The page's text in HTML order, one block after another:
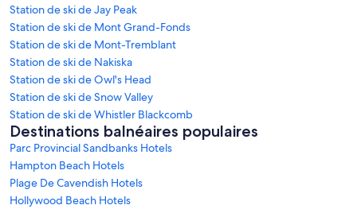
Station de ski de Jay Peak
Station de ski de Mont Grand-Fonds
Station de ski de Mont-Tremblant
Station de ski de Nakiska
Station de ski de Owl's Head
Station de ski de Snow Valley
Station de ski de Whistler Blackcomb
Destinations balnéaires populaires
Parc Provincial Sandbanks Hotels
Hampton Beach Hotels
Plage De Cavendish Hotels
Hollywood Beach Hotels